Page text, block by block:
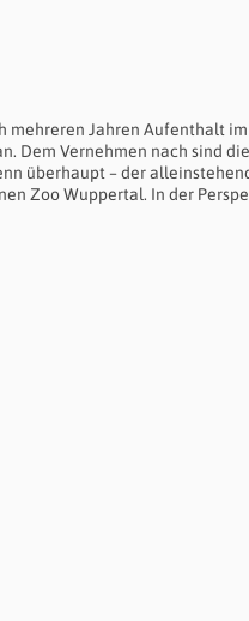
mehreren Jahren Aufenthalt
Dem Vernehmen nach sind die
überhaupt – der
Zoo Wuppertal. In der